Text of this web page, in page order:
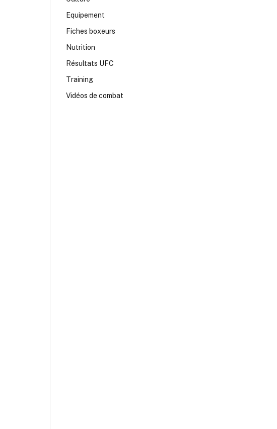
Equipement
Fiches boxeurs
Nutrition
Résultats UFC
Training
Vidéos de combat